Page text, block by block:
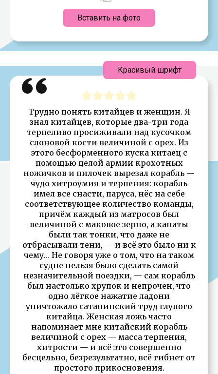
Вставить на фото
Трудно понять китайцев и женщин. Я
знал китайцев, которые два-три года
терпеливо просиживали над кусочком
слоновой кости величиной с орех. Из
этого бесформенного куска китаец с
помощью целой армии крохотных
ножичков и пилочек вырезал корабль —
чудо хитроумия и терпения: корабль
имел все снасти, паруса, нёс на себе
соответствующее количество команды,
причём каждый из матросов был
величиной с маковое зерно, а канаты
были так тонки, что даже не
отбрасывали тени, — и всё это было ни к
чему… Не говоря уже о том, что на таком
судне нельзя было сделать самой
незначительной поездки, — сам корабль
был настолько хрупок и непрочен, что
одно лёгкое нажатие ладони
уничтожало сатанинский труд глупого
китайца. Женская ложь часто
напоминает мне китайский корабль
величиной с орех — масса терпения,
хитрости — и всё это совершенно
бесцельно, безрезультатно, всё гибнет от
простого прикосновения.
Красивый шрифт